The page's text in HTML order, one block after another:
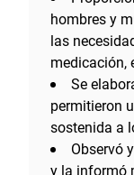
hombres y
las
medicación,
Se
permitieron
sostenida a
Observó
y la informó